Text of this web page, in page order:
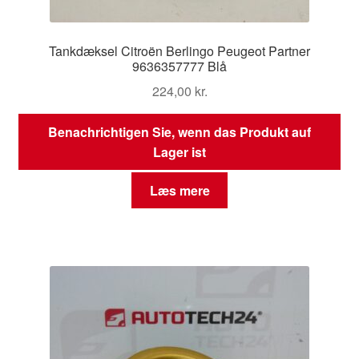
Tankdæksel Citroën Berlingo Peugeot Partner
9636357777 Blå
224,00 kr.
Benachrichtigen Sie, wenn das Produkt auf
Lager ist
Læs mere